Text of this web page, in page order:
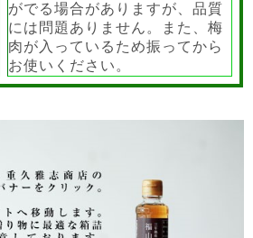
がでる場合がありますが、品質
には問題ありません。また、梅
肉が入っているため振ってから
お使いください。